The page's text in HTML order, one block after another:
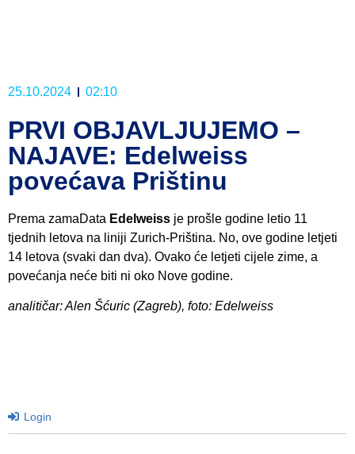
25.10.2024 02:10
PRVI OBJAVLJUJEMO –
NAJAVE: Edelweiss
povećava Prištinu
Prema zamaData Edelweiss je prošle godine letio 11
tjednih letova na liniji Zurich-Priština. No, ove godine letjeti
14 letova (svaki dan dva). Ovako će letjeti cijele zime, a
povećanja neće biti ni oko Nove godine.
analitičar: Alen Šćuric (Zagreb), foto: Edelweiss
Login